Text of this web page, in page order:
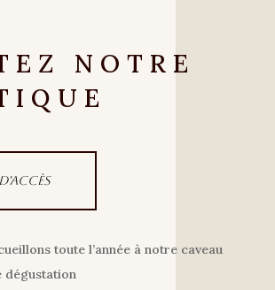
NOTRE
toute l’année à notre caveau
dégustation